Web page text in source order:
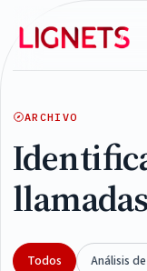
ARCHIVO
llamadas
Todos Análisis